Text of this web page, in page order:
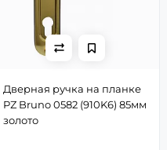
Дверная ручка на планке
PZ Bruno 0582 (910K6) 85мм
золото